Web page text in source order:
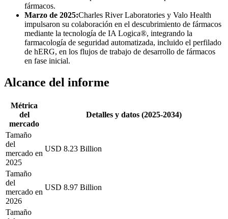
fármacos.
Marzo de 2025:Charles River Laboratories y Valo Health
impulsaron su colaboración en el descubrimiento de fármacos
mediante la tecnología de IA Logica®, integrando la
farmacología de seguridad automatizada, incluido el perfilado
de hERG, en los flujos de trabajo de desarrollo de fármacos
en fase inicial.
Alcance del informe
Métrica
del
mercado
Detalles y datos (2025-2034)
Tamaño
del
mercado en
2025
USD 8.23 Billion
Tamaño
del
mercado en
2026
USD 8.97 Billion
Tamaño